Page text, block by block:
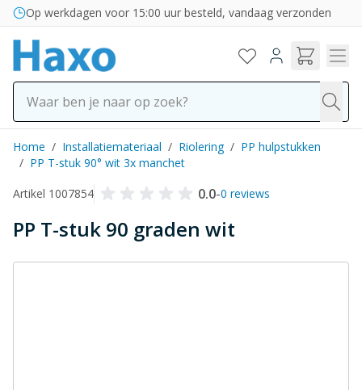
Ga naar de inhoud
Op werkdagen voor 15:00 uur besteld, vandaag verzonden
Home / Installatiemateriaal / Riolering / PP hulpstukken
/ PP T-stuk 90° wit 3x manchet
Artikel 1007854
0.0-0 reviews
PP T-stuk 90 graden wit